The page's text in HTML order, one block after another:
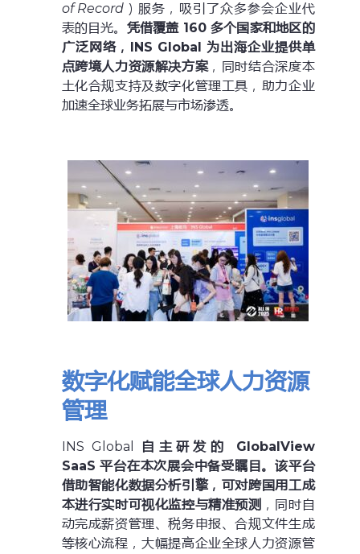
of Record ）服务，吸引了众多参会企业代
表的目光。 凭借覆盖 160 多个国家和地区的
广泛网络，INS Global 为出海企业提供单
点跨境人力资源解决方案，同时结合深度本
土化合规支持及数字化管理工具，助力企业
加速全球业务拓展与市场渗透。
数字化赋能全球人力资源
管理
INS Global 自主研发的 GlobalView
SaaS 平台在本次展会中备受瞩目。该平台
借助智能化数据分析引擎，可对跨国用工成
本进行实时可视化监控与精准预测 ，同时自
动完成薪资管理、税务申报、合规文件生成
等核心流程，大幅提高企业全球人力资源管